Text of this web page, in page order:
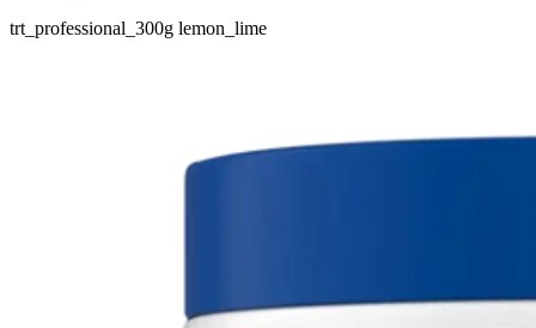
trt_professional_300g lemon_lime